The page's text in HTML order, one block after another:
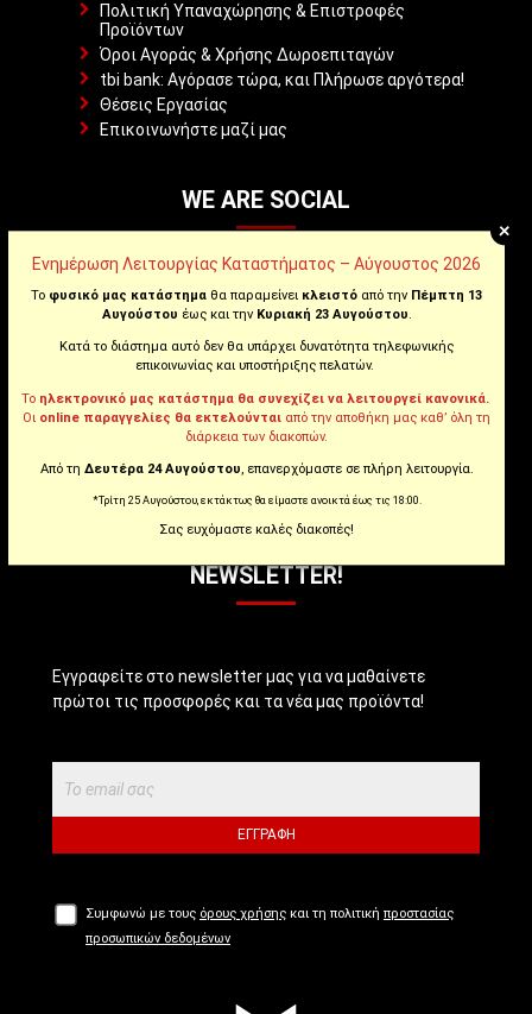
Πολιτική Υπαναχώρησης & Επιστροφές
Προϊόντων
Όροι Αγοράς & Χρήσης Δωροεπιταγών
tbi bank: Αγόρασε τώρα, και Πλήρωσε αργότερα!
Θέσεις Εργασίας
Επικοινωνήστε μαζί μας
WE ARE SOCIAL
Facebook
Instagram
Youtube
Tiktok
NEWSLETTER!
Εγγραφείτε στο newsletter μας για να μαθαίνετε
πρώτοι τις προσφορές και τα νέα μας προϊόντα!
ΕΓΓΡΑΦΉ
Συμφωνώ με τους όρους χρήσης και τη πολιτική προστασίας
προσωπικών δεδομένων
+
Ενημέρωση Λειτουργίας Καταστήματος – Αύγουστος 2026
Το φυσικό μας κατάστημα θα παραμείνει κλειστό από την Πέμπτη 13
Αυγούστου έως και τηνΚυριακή 23 Αυγούστου.
Κατά το διάστημα αυτό δεν θα υπάρχει δυνατότητα τηλεφωνικής
επικοινωνίας και υποστήριξης πελατών.
Το ηλεκτρονικό μας κατάστημα θα συνεχίζει να λειτουργεί κανονικά.
Οι online παραγγελίες θα εκτελούνται από την αποθήκη μας καθ’ όλη τη
διάρκεια των διακοπών.
Από τη Δευτέρα 24 Αυγούστου, επανερχόμαστε σε πλήρη λειτουργία.
*Τρίτη 25 Αυγούστου, εκτάκτως θα είμαστε ανοικτά έως τις 18:00.
Σας ευχόμαστε καλές διακοπές!